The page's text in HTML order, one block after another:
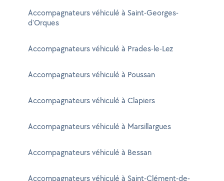
Accompagnateurs véhiculé à Saint-Georges-
d'Orques
Accompagnateurs véhiculé à Prades-le-Lez
Accompagnateurs véhiculé à Poussan
Accompagnateurs véhiculé à Clapiers
Accompagnateurs véhiculé à Marsillargues
Accompagnateurs véhiculé à Bessan
Accompagnateurs véhiculé à Saint-Clément-de-